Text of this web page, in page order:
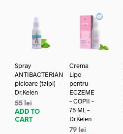
Spray
ANTIBACTERIAN
picioare (talpi) –
Dr.Kelen
55 lei
ADD TO
CART
Crema
Lipo
pentru
ECZEME
– COPII –
75 ML –
DrKelen
79 lei